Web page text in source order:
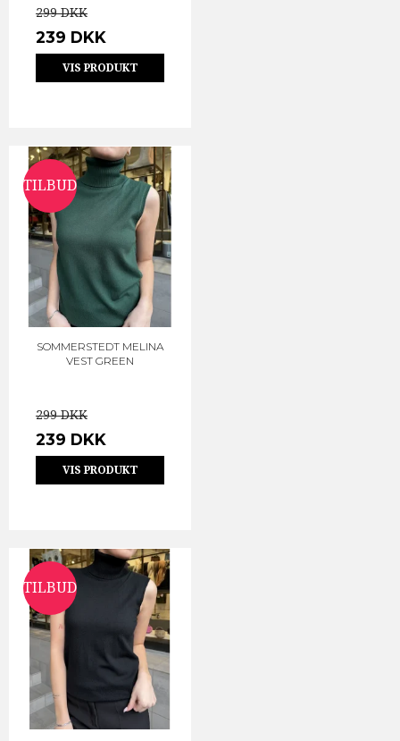
299 DKK
239 DKK
VIS PRODUKT
TILBUD
SOMMERSTEDT MELINA
VEST GREEN
299 DKK
239 DKK
VIS PRODUKT
TILBUD